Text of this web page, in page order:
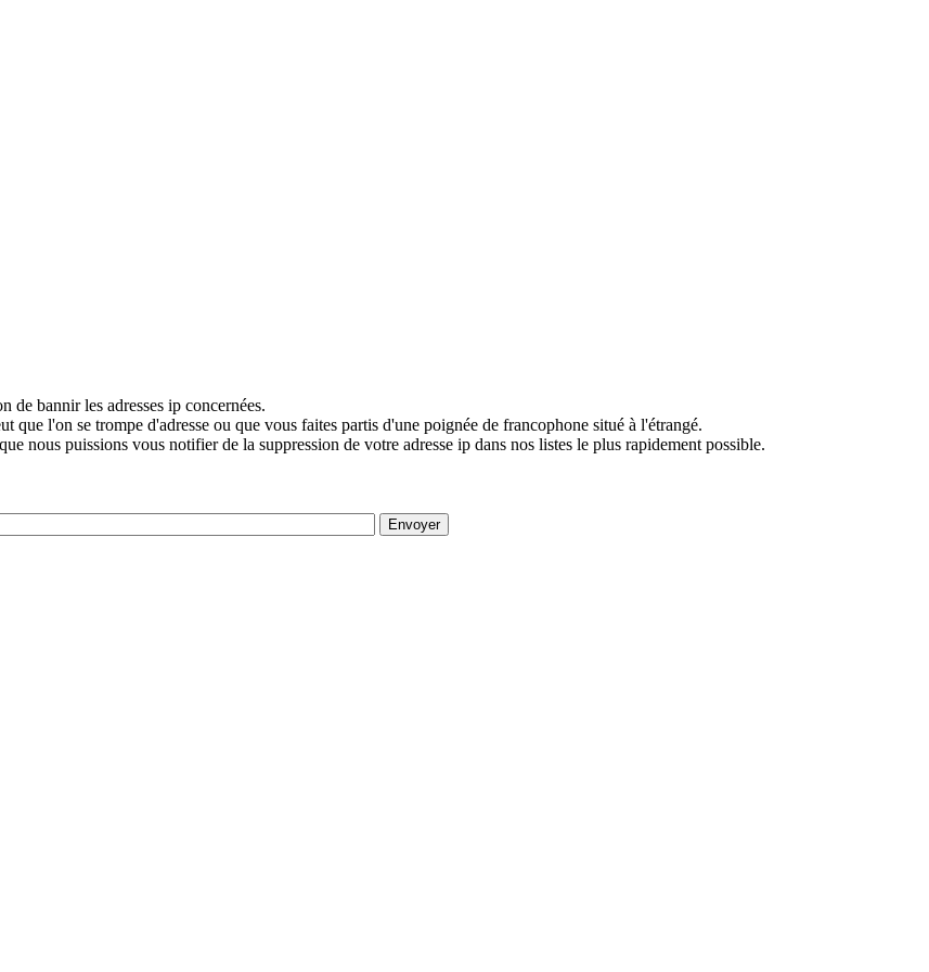
de bannir les adresses ip concernées.
que l'on se trompe d'adresse ou que vous faites partis d'une poignée de francophone situé à l'étrangé.
nous puissions vous notifier de la suppression de votre adresse ip dans nos listes le plus rapidement possible.